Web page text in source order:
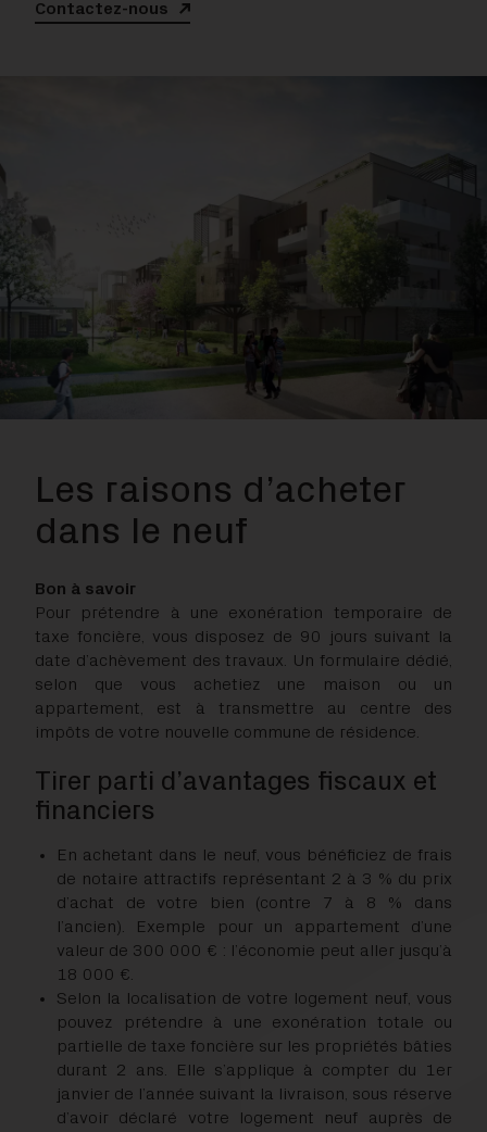
Contactez-nous
Les raisons d’acheter
dans le neuf
Bon à savoir
Pour prétendre à une exonération temporaire de
taxe foncière, vous disposez de 90 jours suivant la
date d’achèvement des travaux. Un formulaire dédié,
selon que vous achetiez une maison ou un
appartement, est à transmettre au centre des
impôts de votre nouvelle commune de résidence.
Tirer parti d’avantages fiscaux et
financiers
En achetant dans le neuf, vous bénéficiez de frais
de notaire attractifs représentant 2 à 3 % du prix
d’achat de votre bien (contre 7 à 8 % dans
l’ancien). Exemple pour un appartement d’une
valeur de 300 000 € : l’économie peut aller jusqu’à
18 000 €.
Selon la localisation de votre logement neuf, vous
pouvez prétendre à une exonération totale ou
partielle de taxe foncière sur les propriétés bâties
durant 2 ans. Elle s’applique à compter du 1er
janvier de l’année suivant la livraison, sous réserve
d’avoir déclaré votre logement neuf auprès de